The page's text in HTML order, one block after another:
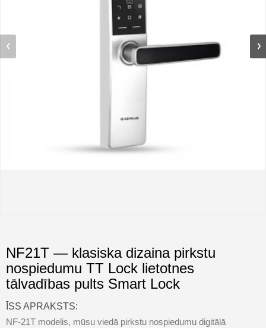
NF21T — klasiska dizaina pirkstu
nospiedumu TT Lock lietotnes
tālvadības pults Smart Lock
ĪSS APRAKSTS:
NF-21T modelis, mūsu viedā pirkstu nospiedumu digitālā